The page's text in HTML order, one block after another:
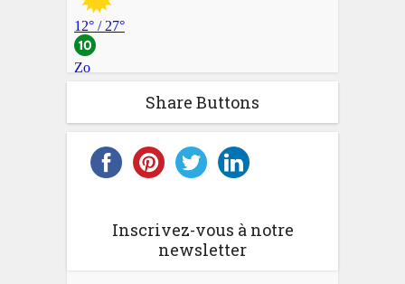
Share Buttons
Inscrivez-vous à notre
newsletter